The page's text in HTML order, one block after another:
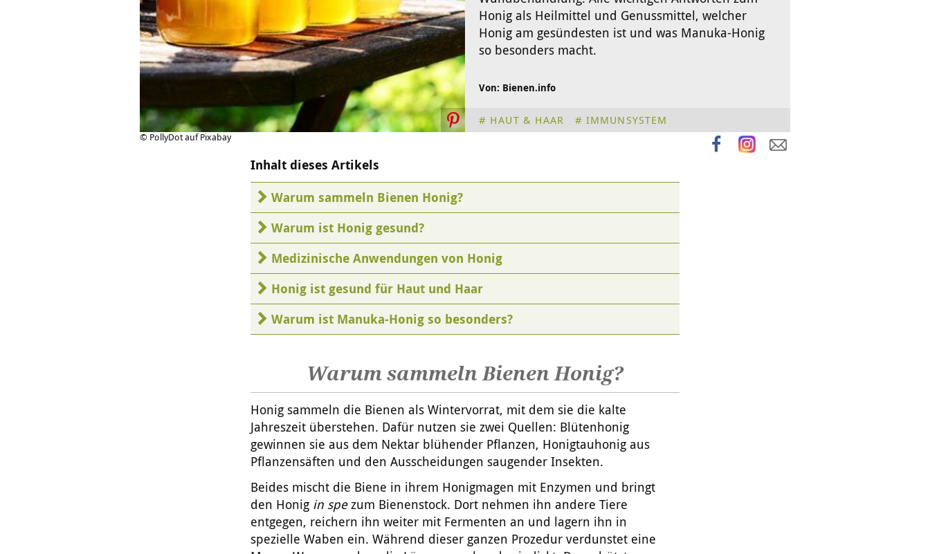
© PollyDot auf Pixabay
Honig als Heilmittel und Genussmittel, welcher
Honig am gesündesten ist und was Manuka-Honig
so besonders macht.
Von: Bienen.info
HAUT & HAAR IMMUNSYSTEM
Inhalt dieses Artikels
Warum sammeln Bienen Honig?
Warum ist Honig gesund?
Medizinische Anwendungen von Honig
Honig ist gesund für Haut und Haar
Warum ist Manuka-Honig so besonders?
Warum sammeln Bienen Honig?
Honig sammeln die Bienen als Wintervorrat, mit dem sie die kalte
Jahreszeit überstehen. Dafür nutzen sie zwei Quellen: Blütenhonig
gewinnen sie aus dem Nektar blühender Pflanzen, Honigtauhonig aus
Pflanzensäften und den Ausscheidungen saugender Insekten.
Beides mischt die Biene in ihrem Honigmagen mit Enzymen und bringt
den Honig in spezum Bienenstock. Dort nehmen ihn andere Tiere
entgegen, reichern ihn weiter mit Fermenten an und lagern ihn in
spezielle Waben ein. Während dieser ganzen Prozedur verdunstet eine